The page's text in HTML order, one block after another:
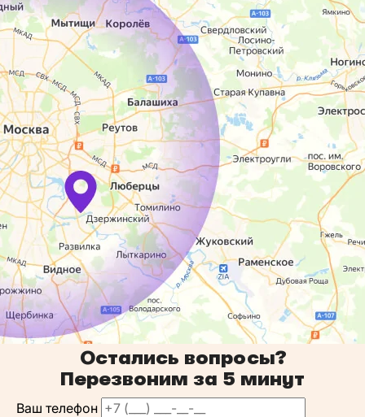
Остались вопросы?
Перезвоним за 5 минут
Ваш телефон